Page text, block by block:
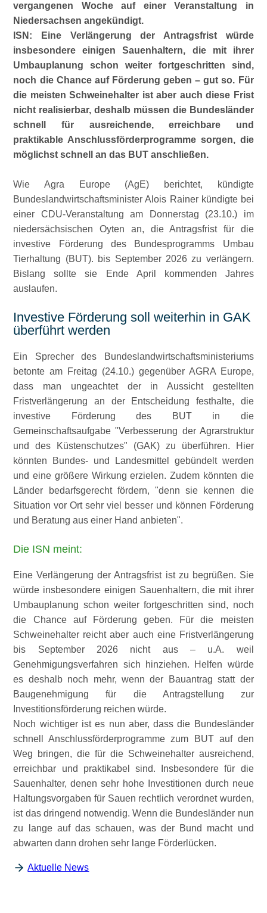
vergangenen Woche auf einer Veranstaltung in
Niedersachsen angekündigt.
ISN: Eine Verlängerung der Antragsfrist würde
insbesondere einigen Sauenhaltern, die mit ihrer
Umbauplanung schon weiter fortgeschritten sind,
noch die Chance auf Förderung geben – gut so. Für
die meisten Schweinehalter ist aber auch diese Frist
nicht realisierbar, deshalb müssen die Bundesländer
schnell für ausreichende, erreichbare und
praktikable Anschlussförderprogramme sorgen, die
möglichst schnell an das BUT anschließen.
Wie Agra Europe (AgE) berichtet, kündigte
Bundeslandwirtschaftsminister Alois Rainer kündigte bei
einer CDU-Veranstaltung am Donnerstag (23.10.) im
niedersächsischen Oyten an, die Antragsfrist für die
investive Förderung des Bundesprogramms Umbau
Tierhaltung (BUT). bis September 2026 zu verlängern.
Bislang sollte sie Ende April kommenden Jahres
auslaufen.
Investive Förderung soll weiterhin in GAK
überführt werden
Ein Sprecher des Bundeslandwirtschaftsministeriums
betonte am Freitag (24.10.) gegenüber AGRA Europe,
dass man ungeachtet der in Aussicht gestellten
Fristverlängerung an der Entscheidung festhalte, die
investive Förderung des BUT in die
Gemeinschaftsaufgabe Verbesserung der Agrarstruktur
und des Küstenschutzes
(GAK) zu überführen. Hier
könnten Bundes- und Landesmittel gebündelt werden
und eine größere Wirkung erzielen. Zudem könnten die
Länder bedarfsgerecht fördern,
denn sie kennen die
Situation vor Ort sehr viel besser und können Förderung
und Beratung aus einer Hand anbieten .
Die ISN meint:
Eine Verlängerung der Antragsfrist ist zu begrüßen. Sie
würde insbesondere einigen Sauenhaltern, die mit ihrer
Umbauplanung schon weiter fortgeschritten sind, noch
die Chance auf Förderung geben. Für die meisten
Schweinehalter reicht aber auch eine Fristverlängerung
bis September 2026 nicht aus – u.A. weil
Genehmigungsverfahren sich hinziehen. Helfen würde
es deshalb noch mehr, wenn der Bauantrag statt der
Baugenehmigung für die Antragstellung zur
Investitionsförderung reichen würde.
Noch wichtiger ist es nun aber, dass die Bundesländer
schnell Anschlussförderprogramme zum BUT auf den
Weg bringen, die für die Schweinehalter ausreichend,
erreichbar und praktikabel sind. Insbesondere für die
Sauenhalter, denen sehr hohe Investitionen durch neue
Haltungsvorgaben für Sauen rechtlich verordnet wurden,
ist das dringend notwendig. Wenn die Bundesländer nun
zu lange auf das schauen, was der Bund macht und
abwarten dann drohen sehr lange Förderlücken.
Aktuelle News